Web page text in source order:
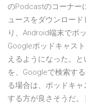
のPodcastのコーナー
ュースをダウンロー
り、Android端末でポ
Googleポッドキャス
えるようになった。
を、Googleで検索す
る場合は、ポッドキ
する方が良さそうだ。